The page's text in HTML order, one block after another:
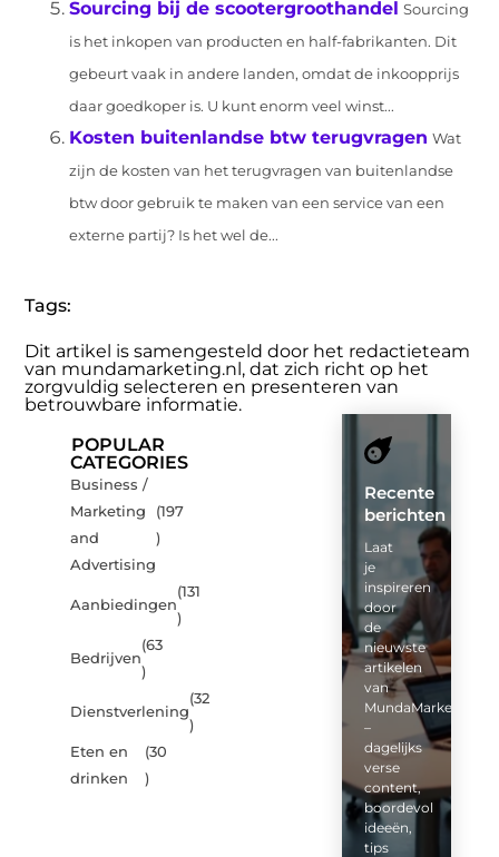
Sourcing bij de scootergroothandel Sourcing
is het inkopen van producten en half-fabrikanten. Dit
gebeurt vaak in andere landen, omdat de inkoopprijs
daar goedkoper is. U kunt enorm veel winst...
Kosten buitenlandse btw terugvragen Wat
zijn de kosten van het terugvragen van buitenlandse
btw door gebruik te maken van een service van een
externe partij? Is het wel de...
Tags:
Dit artikel is samengesteld door het redactieteam
van mundamarketing.nl, dat zich richt op het
zorgvuldig selecteren en presenteren van
betrouwbare informatie.
POPULAR
CATEGORIES
Business /
Marketing
and
Advertising
(197
)
Aanbiedingen
(131
)
Bedrijven
(63
)
Dienstverlening
(32
)
Eten en
drinken
(30
)
Recente
berichten
Laat
je
inspireren
door
de
nieuwste
artikelen
van
MundaMarketing.nl
–
dagelijks
verse
content,
boordevol
ideeën,
tips